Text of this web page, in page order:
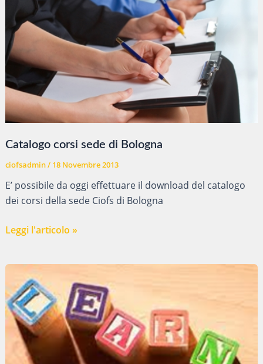
Catalogo corsi sede di Bologna
ciofsadmin/ 18 Novembre 2013
E’ possibile da oggi effettuare il download del catalogo
dei corsi della sede Ciofs di Bologna
Catalogo
Bologna
Leggi l'articolo »